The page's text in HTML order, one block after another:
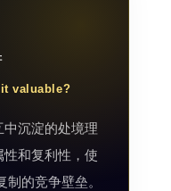
it valuable?
沉淀的处境理
和复利性，使
的竞争壁垒。